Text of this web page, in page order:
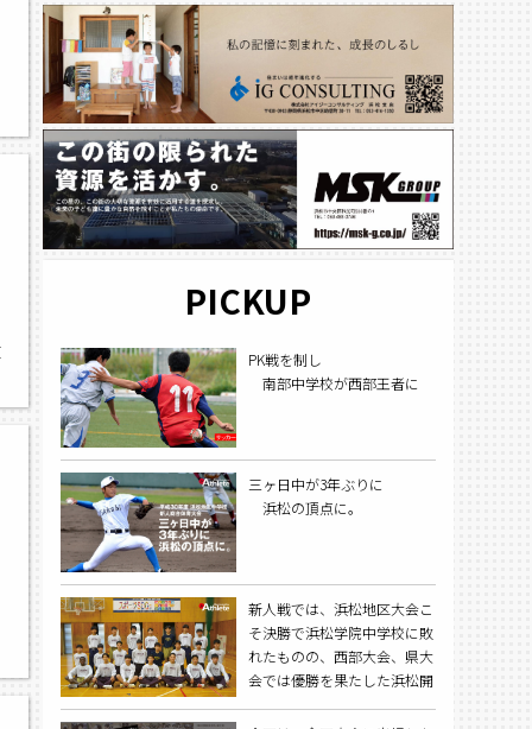
PICKUP
PK戦を制し
南部中学校が西部王者に
三ヶ日中が3年ぶりに
浜松の頂点に。
新人戦では、浜松地区大会こ
そ決勝で浜松学院中学校に敗
れたものの、西部大会、県大
会では優勝を果たした浜松開